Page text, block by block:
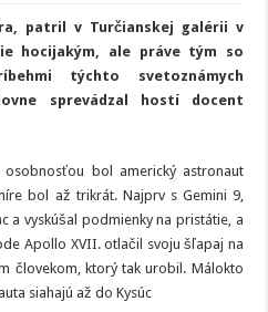
patril v Turčianskej galérii v
hocijakým, ale práve tým so
týchto svetoznámych
sprevádzal hostí docent
osobnosťou bol americký astronaut
bol až trikrát. Najprv s Gemini 9,
a vyskúšal podmienky na pristátie, a
Apollo XVII. otlačil svoju šľapaj na
človekom, ktorý tak urobil. Málokto
siahajú až do Kysúc